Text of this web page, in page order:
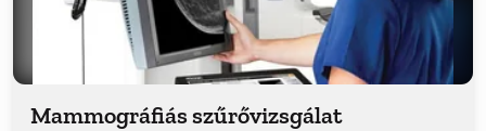
Mammográfiás szűrővizsgálat